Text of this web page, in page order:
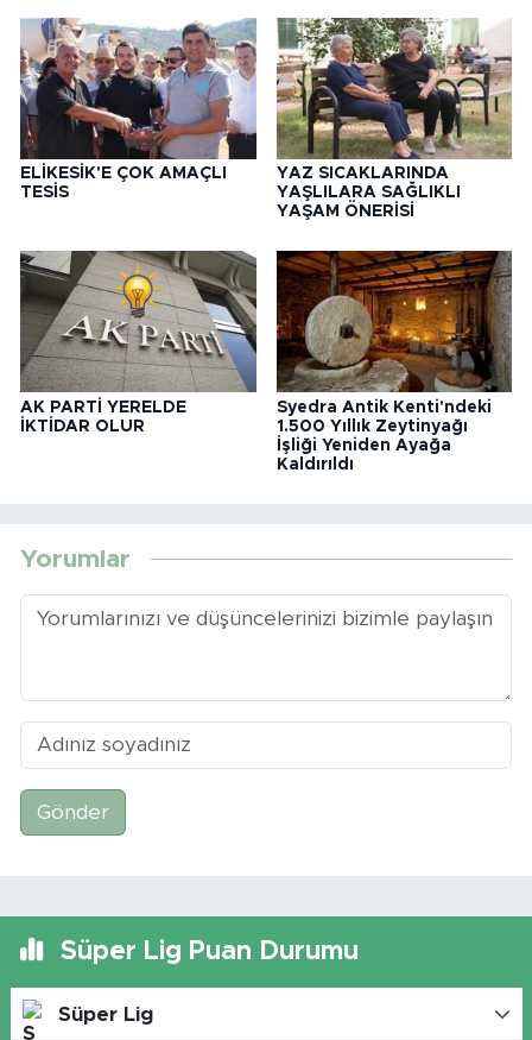
ELİKESİK'E ÇOK AMAÇLI
TESİS
YAZ SICAKLARINDA
YAŞLILARA SAĞLIKLI
YAŞAM ÖNERİSİ
AK PARTİ YERELDE
İKTİDAR OLUR
Syedra Antik Kenti'ndeki
1.500 Yıllık Zeytinyağı
İşliği Yeniden Ayağa
Kaldırıldı
Yorumlar
Gönder
Süper Lig Puan Durumu
Süper Lig